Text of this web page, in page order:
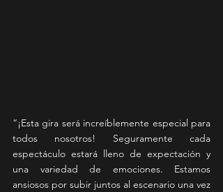
“¡Esta gira será increíblemente especial para
todos nosotros! Seguramente cada
espectáculo estará lleno de expectación y
una variedad de emociones. Estamos
ansiosos por subir juntos al escenario una vez